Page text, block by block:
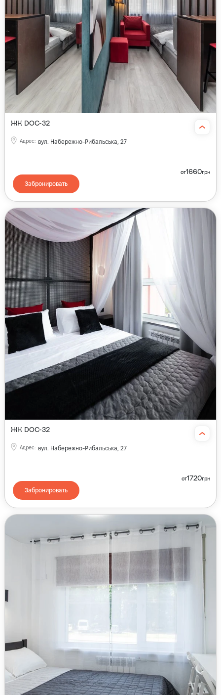
ЖК DOC-32
Адрес: вул. Набережно-Рибальська, 27
от1660грн
Забронировать
ЖК DOC-32
Адрес: вул. Набережно-Рибальська, 27
от1720грн
Забронировать